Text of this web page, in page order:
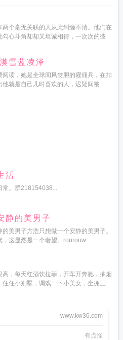
个毫无关联的人从此纠缠不清。他们在
心斗角却却又坦诚相待，一次次的彼
雪蓝凌泽
读，她是全球闻风丧胆的雇佣兵，在扣
他就是自己儿时喜欢的人，迟疑间被
活
常。群218154038...
静的美男子
美男子方浩只想做一个安静的美男子。
，这显然是一个奢望。rourouw...
高，每天红酒饮拉菲，开车开奔驰，抽烟
住小别墅，调戏一下小美女，坐拥三
www.kw36.com
有点怪